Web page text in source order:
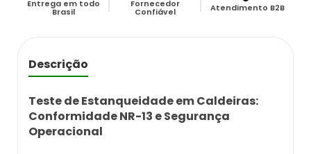
Caldeira Flamotubular Venda
Caldeira Flamotubular Vertical
Caldeira Fogotubular
Caldeira Fogotubular Horizontal
Empresas Que Inspecionam Caldeiras
Inspeção De Caldeiras A Vapor
Empresa Que Fazem Montagem De
Caldeiras
Empresas De Caldeiraria
Caldeira A Vapor Industrial A Venda
Caldeira A Vapor Para Cozinha Industrial
Caldeira A Vapor Para Sauna
Caldeira A Vapor Pequena
Caldeira A Gás Natural Preço
Caldeira A Gás Preço
Caldeira A Gás Roca
Caldeira A Gás Usada
Entrega em todo
Brasil
Fornecedor
Confiável Atendimento B2B
Descrição
Teste de Estanqueidade em Caldeiras:
Conformidade NR-13 e Segurança
Operacional